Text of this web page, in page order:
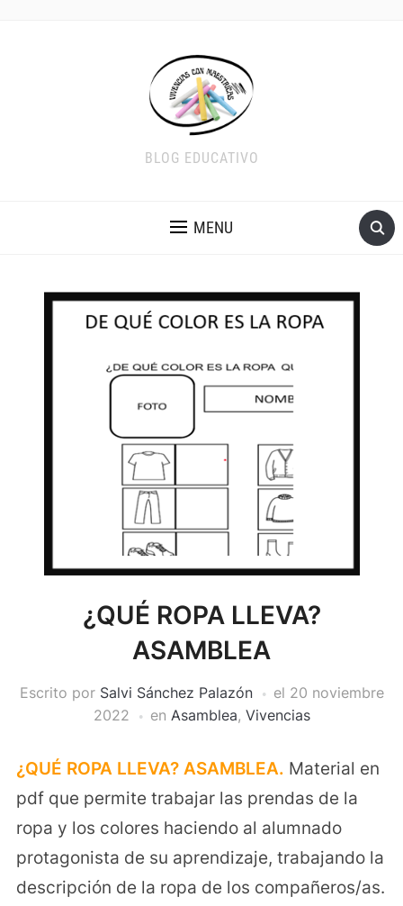
BLOG EDUCATIVO
MENU
¿QUÉ ROPA LLEVA?
ASAMBLEA
Escrito por Salvi Sánchez Palazón el 20 noviembre
2022
en Asamblea, Vivencias
¿QUÉ ROPA LLEVA? ASAMBLEA. Material en
pdf que permite trabajar las prendas de la
ropa y los colores haciendo al alumnado
protagonista de su aprendizaje, trabajando la
descripción de la ropa de los compañeros/as.